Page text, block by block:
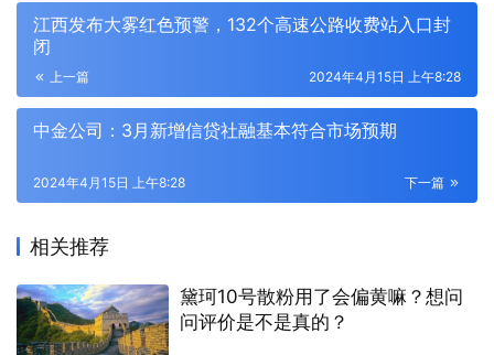
江西发布大雾红色预警，132个高速公路收费站入口封
闭
上一篇 2024年4月15日 上午8:28
中金公司：3月新增信贷社融基本符合市场预期
下一篇
2024年4月15日 上午8:28
相关推荐
黛珂10号散粉用了会偏黄嘛？想问
问评价是不是真的？